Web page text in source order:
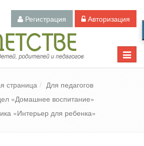
Регистрация Авторизация
Toggle
«О детстве»
страница
Для педагогов
«Домашнее воспитание»
«Интерьер для ребенка»